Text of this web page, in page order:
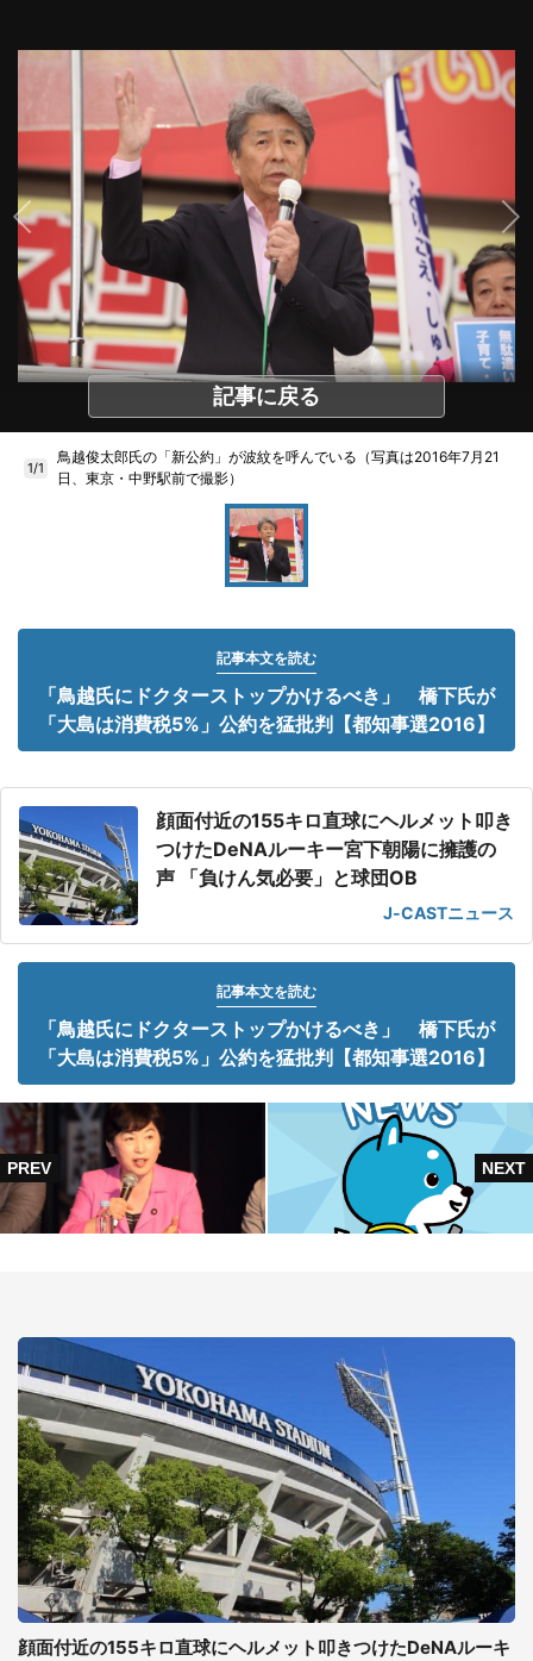
記事に戻る
1/1
鳥越俊太郎氏の「新公約」が波紋を呼んでいる（写真は2016年7月21
日、東京・中野駅前で撮影）
記事本文を読む
「鳥越氏にドクターストップかけるべき」 橋下氏が
「大島は消費税5%」公約を猛批判【都知事選2016】
顔面付近の155キロ直球にヘルメット叩き
つけたDeNAルーキー宮下朝陽に擁護の
声 「負けん気必要」と球団OB
J-CASTニュース
記事本文を読む
「鳥越氏にドクターストップかけるべき」 橋下氏が
「大島は消費税5%」公約を猛批判【都知事選2016】
顔面付近の155キロ直球にヘルメット叩きつけたDeNAルーキ